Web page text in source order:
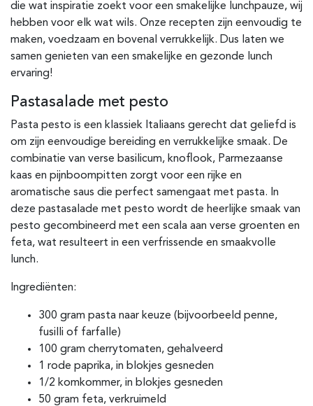
die wat inspiratie zoekt voor een smakelijke lunchpauze, wij
hebben voor elk wat wils. Onze recepten zijn eenvoudig te
maken, voedzaam en bovenal verrukkelijk. Dus laten we
samen genieten van een smakelijke en gezonde lunch
ervaring!
Pastasalade met pesto
Pasta pesto is een klassiek Italiaans gerecht dat geliefd is
om zijn eenvoudige bereiding en verrukkelijke smaak. De
combinatie van verse basilicum, knoflook, Parmezaanse
kaas en pijnboompitten zorgt voor een rijke en
aromatische saus die perfect samengaat met pasta. In
deze pastasalade met pesto wordt de heerlijke smaak van
pesto gecombineerd met een scala aan verse groenten en
feta, wat resulteert in een verfrissende en smaakvolle
lunch.
Ingrediënten:
300 gram pasta naar keuze (bijvoorbeeld penne,
fusilli of farfalle)
100 gram cherrytomaten, gehalveerd
1 rode paprika, in blokjes gesneden
1/2 komkommer, in blokjes gesneden
50 gram feta, verkruimeld